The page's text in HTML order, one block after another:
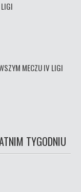
MECZU IV LIGI
TYGODNIU